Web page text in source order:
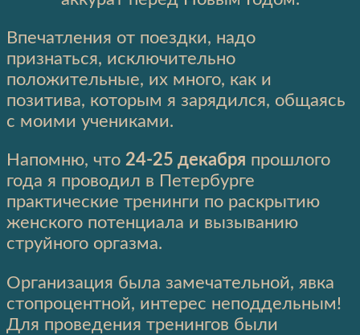
Впечатления от поездки, надо
признаться, исключительно
положительные, их много, как и
позитива, которым я зарядился, общаясь
с моими учениками.
Напомню, что 24-25 декабря прошлого
года я проводил в Петербурге
практические тренинги по раскрытию
женского потенциала и вызыванию
струйного оргазма.
Организация была замечательной, явка
стопроцентной, интерес неподдельным!
Для проведения тренингов были